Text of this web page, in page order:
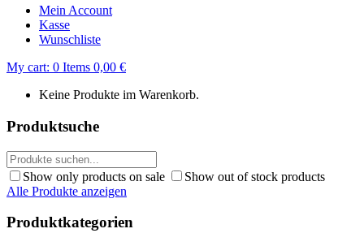
Mein Account
Kasse
Wunschliste
My cart: 0 Items 0,00 €
Keine Produkte im Warenkorb.
Produktsuche
Show only products on sale
Show out of stock products
Alle Produkte anzeigen
Produktkategorien